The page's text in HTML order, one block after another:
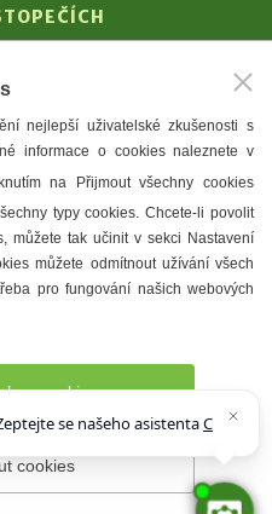
a galerie
webu
nejlepší uživatelské zkušenosti s
informace o cookies naleznete v
na Přijmout všechny cookies
typy cookies. Chcete-li povolit
můžete tak učinit v sekci Nastavení
můžete odmítnout užívání všech
pro fungování našich webových
cookies
cookies